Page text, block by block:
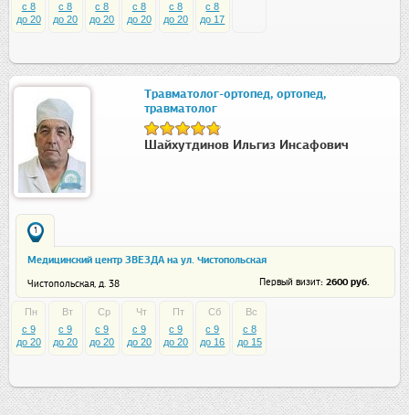
c 8
до 20
c 8
до 20
c 8
до 20
c 8
до 20
c 8
до 20
c 8
до 17
Травматолог-ортопед, ортопед,
травматолог
Шайхутдинов Ильгиз Инсафович
1
Медицинский центр ЗВЕЗДА на ул. Чистопольская
Чистопольская, д. 38 Первый визит: 2600 руб.
Пн
c 9
до 20
Вт
c 9
до 20
Ср
c 9
до 20
Чт
c 9
до 20
Пт
c 9
до 20
Сб
c 9
до 16
Вс
c 8
до 15